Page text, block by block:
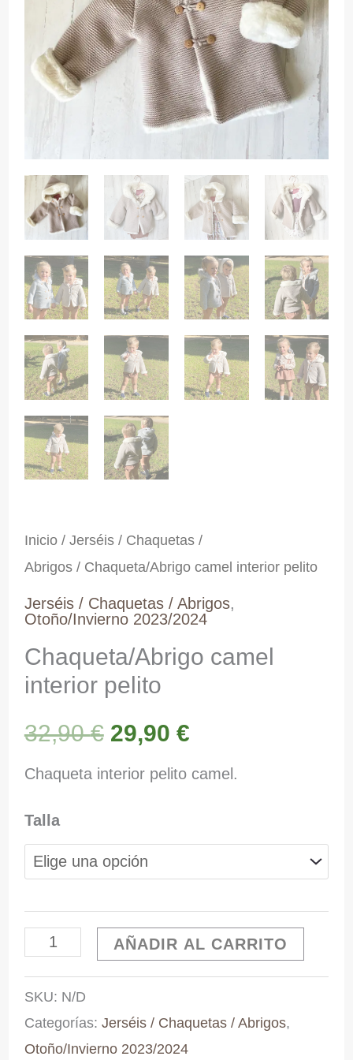
Inicio/ Jerséis / Chaquetas /
Abrigos/ Chaqueta/Abrigo camel interior pelito
Jerséis / Chaquetas / Abrigos,
Otoño/Invierno 2023/2024
Chaqueta/Abrigo camel
interior pelito
32,90€ El
precio
era:
32,90 €.
29,90 €El
precio
29,90 €.
Chaqueta interior pelito camel.
Talla
Chaqueta/Abrigo
interior
pelito
AÑADIR AL CARRITO
SKU: N/D
Categorías: Jerséis / Chaquetas / Abrigos,
Otoño/Invierno 2023/2024